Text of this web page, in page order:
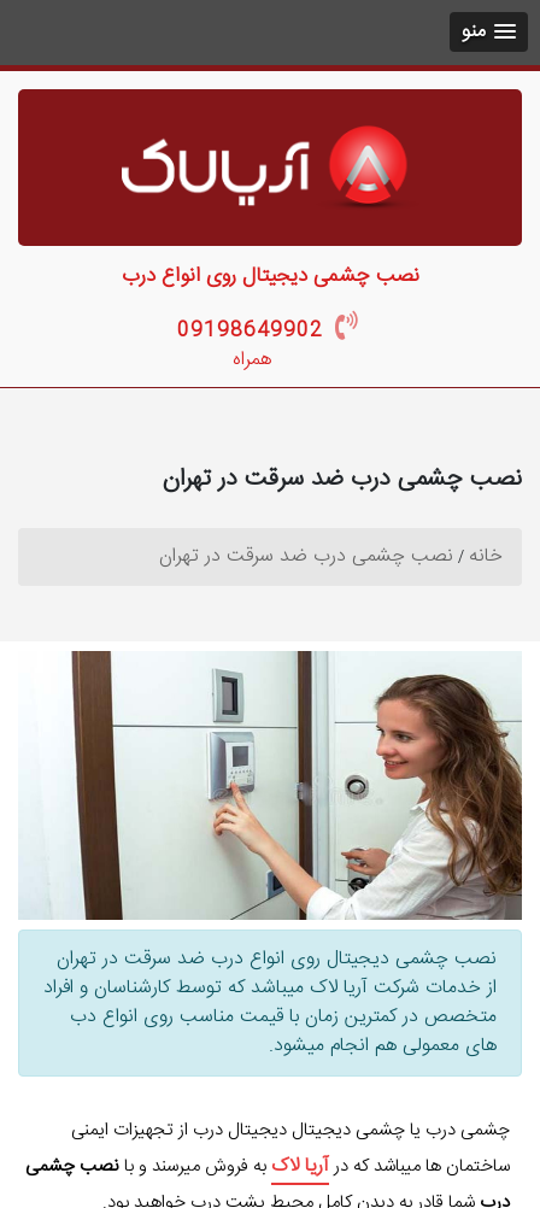
منو
نصب چشمی دیجیتال روی انواع درب
09198649902
همراه
نصب چشمی درب ضد سرقت در تهران
خانه نصب چشمی درب ضد سرقت در تهران
نصب چشمی دیجیتال روی انواع درب ضد سرقت در تهران
از خدمات شرکت آریا لاک میباشد که توسط کارشناسان و افراد
متخصص در کمترین زمان با قیمت مناسب روی انواع دب
های معمولی هم انجام میشود.
چشمی درب یا چشمی دیجیتال دیجیتال درب از تجهیزات ایمنی
ساختمان ها میباشد که درآریا لاک به فروش میرسند و بانصب چشمی